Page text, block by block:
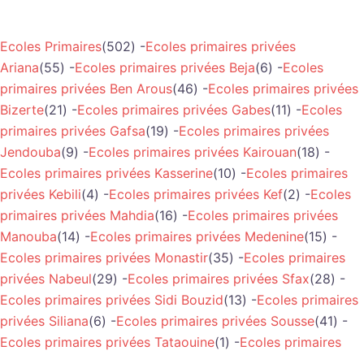
Ecoles Primaires(502) -Ecoles primaires privées
Ariana(55) -Ecoles primaires privées Beja(6) -Ecoles
primaires privées Ben Arous(46) -Ecoles primaires privées
Bizerte(21) -Ecoles primaires privées Gabes(11) -Ecoles
primaires privées Gafsa(19) -Ecoles primaires privées
Jendouba(9) -Ecoles primaires privées Kairouan(18) -
Ecoles primaires privées Kasserine(10) -Ecoles primaires
privées Kebili(4) -Ecoles primaires privées Kef(2) -Ecoles
primaires privées Mahdia(16) -Ecoles primaires privées
Manouba(14) -Ecoles primaires privées Medenine(15) -
Ecoles primaires privées Monastir(35) -Ecoles primaires
privées Nabeul(29) -Ecoles primaires privées Sfax(28) -
Ecoles primaires privées Sidi Bouzid(13) -Ecoles primaires
privées Siliana(6) -Ecoles primaires privées Sousse(41) -
Ecoles primaires privées Tataouine(1) -Ecoles primaires